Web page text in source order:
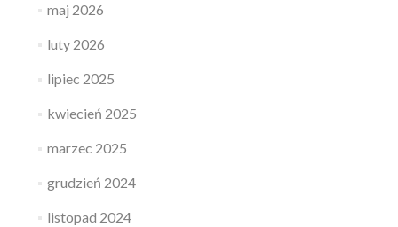
maj 2026
luty 2026
lipiec 2025
kwiecień 2025
marzec 2025
grudzień 2024
listopad 2024